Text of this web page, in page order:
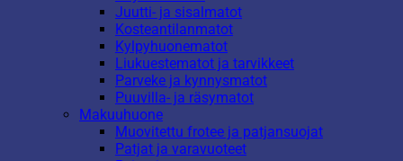
Juutti- ja sisalmatot
Kosteantilanmatot
Kylpyhuonematot
Liukuestematot ja tarvikkeet
Parveke ja kynnysmatot
Puuvilla- ja räsymatot
Makuuhuone
Muovitettu frotee ja patjansuojat
Patjat ja varavuoteet